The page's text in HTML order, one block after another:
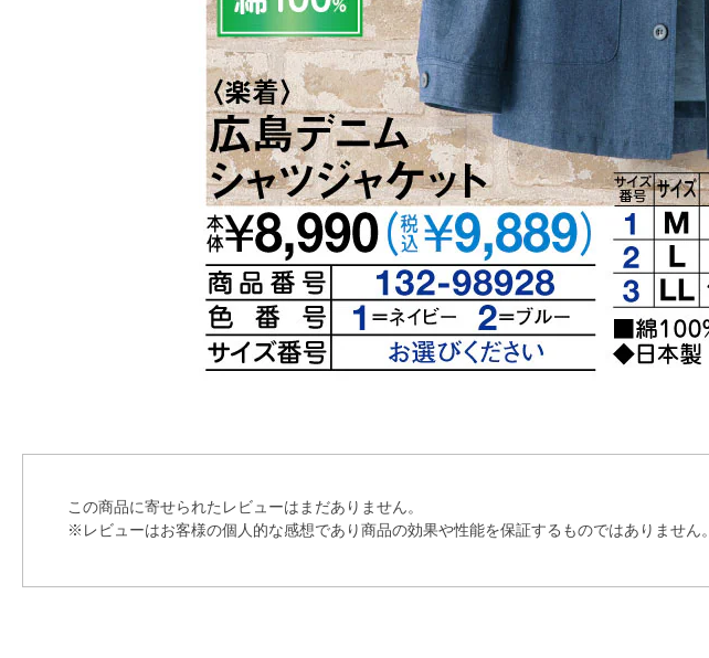
この商品に寄せられたレビューはまだありません。
※レビューはお客様の個人的な感想であり商品の効果や性能を保証するものではありません。